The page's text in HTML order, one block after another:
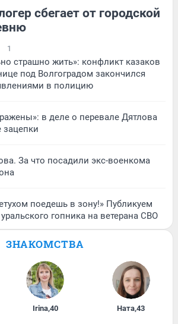
сбегает от городской
1
страшно жить»: конфликт казаков
под Волгоградом закончился
в полицию
в деле о перевале Дятлова
За что посадили экс-военкома
поедешь в зону!» Публикуем
гопника на ветерана СВО
ЗНАКОМСТВА
Irina,40 Ната,43